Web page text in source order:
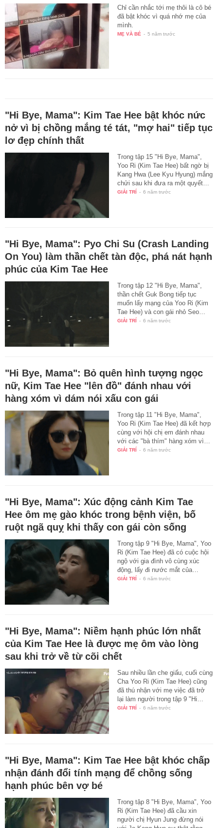
Chỉ cần nhắc tới mẹ thôi là cô bé
đã bật khóc vì quá nhớ mẹ của
mình.
MẸ VÀ BÉ - 5 năm trước
"Hi Bye, Mama": Kim Tae Hee bật khóc nức
nở vì bị chồng mắng té tát, "mợ hai" tiếp tục
lơ đẹp chính thất
Trong tập 15 "Hi Bye, Mama",
Yoo Ri (Kim Tae Hee) bất ngờ bị
Kang Hwa (Lee Kyu Hyung) mắng
chửi sau khi đưa ra một quyết…
GIẢI TRÍ - 6 năm trước
"Hi Bye, Mama": Pyo Chi Su (Crash Landing
On You) làm thần chết tàn độc, phá nát hạnh
phúc của Kim Tae Hee
Trong tập 12 "Hi Bye, Mama",
thần chết Guk Bong tiếp tục
muốn lấy mạng của Yoo Ri (Kim
Tae Hee) và con gái nhỏ Seo…
GIẢI TRÍ - 6 năm trước
"Hi Bye, Mama": Bỏ quên hình tượng ngọc
nữ, Kim Tae Hee "lên đồ" đánh nhau với
hàng xóm vì dám nói xấu con gái
Trong tập 11 "Hi Bye, Mama",
Yoo Ri (Kim Tae Hee) đã kết hợp
cùng với hội chị em đánh nhau
với các "bà thím" hàng xóm vì…
GIẢI TRÍ - 6 năm trước
"Hi Bye, Mama": Xúc động cảnh Kim Tae
Hee ôm mẹ gào khóc trong bệnh viện, bố
ruột ngã quỵ khi thấy con gái còn sống
Trong tập 9 "Hi Bye, Mama", Yoo
Ri (Kim Tae Hee) đã có cuộc hội
ngộ với gia đình vô cùng xúc
động, lấy đi nước mắt của…
GIẢI TRÍ - 6 năm trước
"Hi Bye, Mama": Niềm hạnh phúc lớn nhất
của Kim Tae Hee là được mẹ ôm vào lòng
sau khi trở về từ cõi chết
Sau nhiều lần che giấu, cuối cùng
Cha Yoo Ri (Kim Tae Hee) cũng
đã thú nhận với mẹ việc đã trở
lại làm người trong tập 9 "Hi…
GIẢI TRÍ - 6 năm trước
"Hi Bye, Mama": Kim Tae Hee bật khóc chấp
nhận đánh đổi tính mạng để chồng sống
hạnh phúc bên vợ bé
Trong tập 8 "Hi Bye, Mama", Yoo
Ri (Kim Tae Hee) đã cầu xin
người chị Hyun Jung đừng nói